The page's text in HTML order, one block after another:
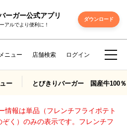
ーガー公式アプリ
アルでより便利に！
ダウンロード
メニュー 店舗検索 ログイン
ー とびきりバーガー 国産牛100％
報は単品（フレンチフライポテト
く）のみの表示です。フレンチフ